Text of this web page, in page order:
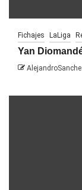
Fichajes LaLiga
Yan